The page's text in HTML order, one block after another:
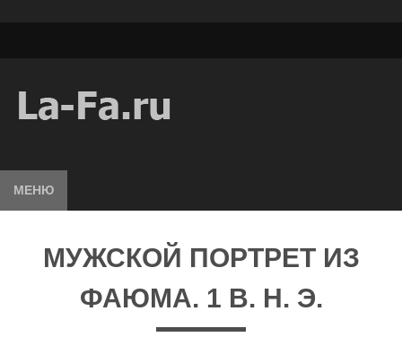
МЕНЮ
МУЖСКОЙ ПОРТРЕТ ИЗ
ФАЮМА. 1 В. Н. Э.